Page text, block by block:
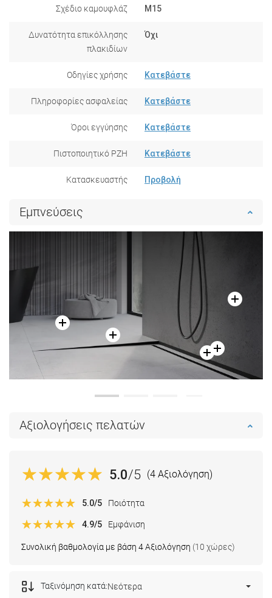
Σχέδιο καμουφλάζ M15
Δυνατότητα επικόλλησης
πλακιδίων
Όχι
Οδηγίες χρήσης Κατεβάστε
Πληροφορίες ασφαλείας Κατεβάστε
Όροι εγγύησης Κατεβάστε
Πιστοποιητικό PZH Κατεβάστε
Κατασκευαστής Προβολή
Εμπνεύσεις
Αξιολογήσεις πελατών
5.0/5 (4 Αξιολόγηση)
Συνολική βαθμολογία με βάση 4 Αξιολόγηση (10 χώρες)
5.0/5 Ποιότητα
4.9/5 Εμφάνιση
Ταξινόμηση κατά:Νεότερα